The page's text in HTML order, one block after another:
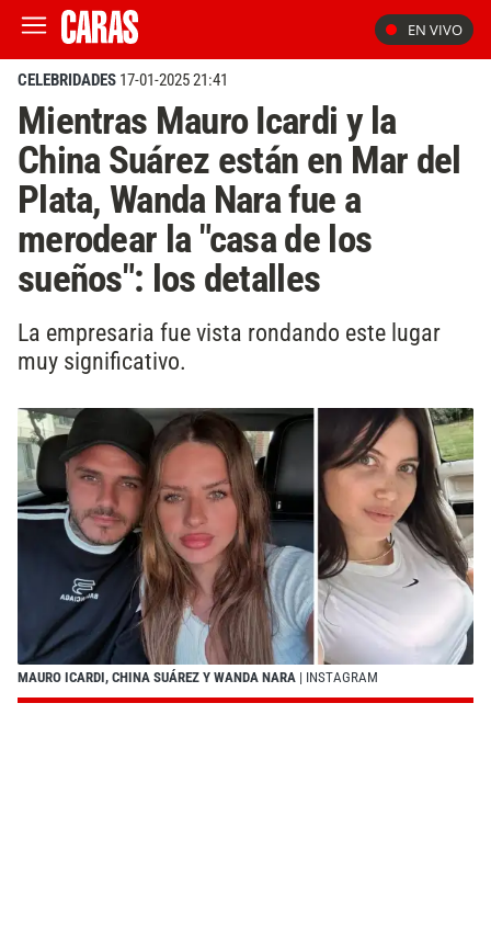
EN VIVO
CELEBRIDADES 17-01-2025 21:41
Mientras Mauro Icardi y la
China Suárez están en Mar del
Plata, Wanda Nara fue a
merodear la "casa de los
sueños": los detalles
La empresaria fue vista rondando este lugar
muy significativo.
MAURO ICARDI, CHINA SUÁREZ Y WANDA NARA | INSTAGRAM